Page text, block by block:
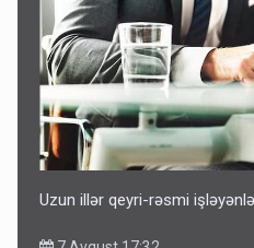
Uzun illər qeyri-rəsmi